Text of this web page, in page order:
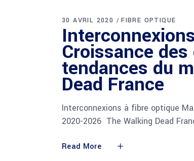
30 AVRIL 2020 FIBRE OPTIQUE
Croissance
tendances du
Dead France
Interconnexions à fibre optique
2020-2026 The Walking Dead
Read More